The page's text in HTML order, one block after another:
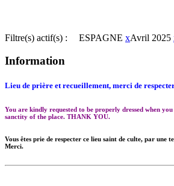
Filtre(s) actif(s) : ESPAGNE xAvril 2025
Information
Lieu de prière et recueillement, merci de
You are kindly requested to be properly dressed when
sanctity of the place. THANK YOU.
Vous êtes prie de respecter ce lieu saint de culte, par une
Merci.